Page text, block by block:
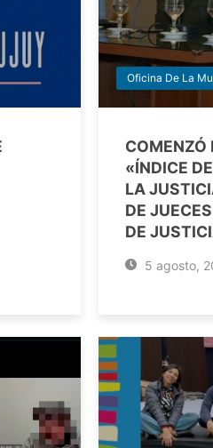
Oficina De La
COMENZÓ
«ÍNDICE
LA
DE
DE
5 agosto,